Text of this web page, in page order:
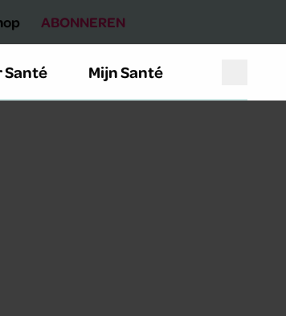
ABONNEREN
Santé Mijn Santé